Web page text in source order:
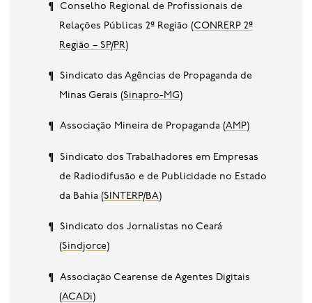
Conselho Regional de Profissionais de
Relações Públicas 2ª Região (CONRERP 2ª
Região – SP/PR)
Sindicato das Agências de Propaganda de
Minas Gerais (Sinapro-MG)
Associação Mineira de Propaganda (AMP)
Sindicato dos Trabalhadores em Empresas
de Radiodifusão e de Publicidade no Estado
da Bahia (SINTERP/BA)
Sindicato dos Jornalistas no Ceará
(Sindjorce)
Associação Cearense de Agentes Digitais
(ACADi)